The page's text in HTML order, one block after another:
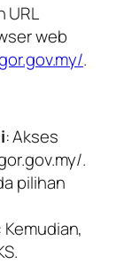
URL
web
.
: Akses
.
pilihan
: Kemudian,